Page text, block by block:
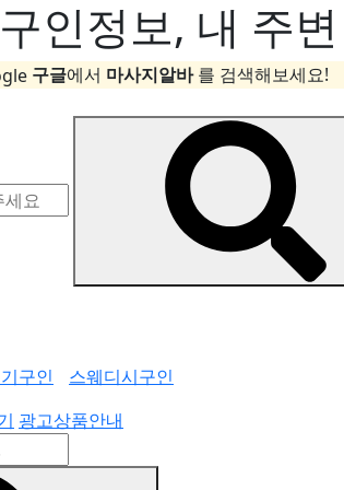
인정보, 내 주
구글에서 마사지알바를 검색해보세요!
구인
스웨디시구인
광고상품안내